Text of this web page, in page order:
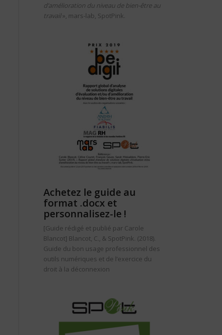
d’amélioration du niveau de bien-être au
travail», mars-lab, SpotPink.
Achetez le guide au
format .docx et
personnalisez-le !
[Guide rédigé et publié par Carole
Blancot] Blancot, C., & SpotPink. (2018).
Guide du bon usage professionnel des
outils numériques et de l’exercice du
droit à la déconnexion